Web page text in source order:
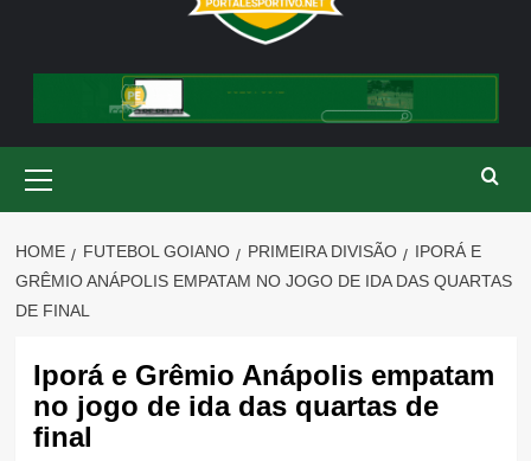
Menu
HOME FUTEBOL GOIANO PRIMEIRA DIVISÃO
IPORÁ E
GRÊMIO ANÁPOLIS EMPATAM NO JOGO DE IDA DAS QUARTAS
DE FINAL
Iporá e Grêmio Anápolis empatam
no jogo de ida das quartas de
final